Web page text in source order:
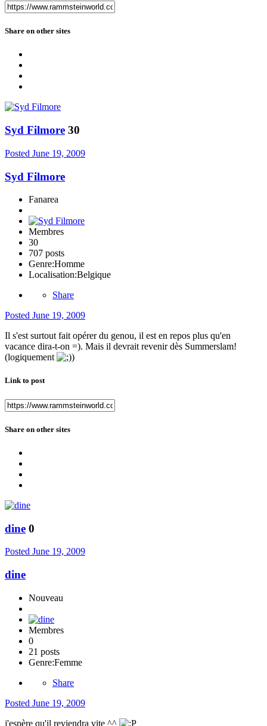
Share on other sites
Syd Filmore 30
Posted June 19, 2009
Syd Filmore
Fanarea
Membres
30
707 posts
Genre:Homme
Localisation:Belgique
Share
Posted June 19, 2009
Il s'est surtout fait opérer du genou, il est en repos plus qu'en
vacance dira-t-on =). Mais il devrait revenir dès Summerslam!
(logiquement
)
Link to post
Share on other sites
dine 0
Posted June 19, 2009
dine
Nouveau
Membres
0
21 posts
Genre:Femme
Share
Posted June 19, 2009
j'espère qu'il reviendra vite ^^